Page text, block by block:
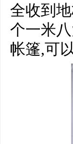
全收到
个一米
帐篷,可